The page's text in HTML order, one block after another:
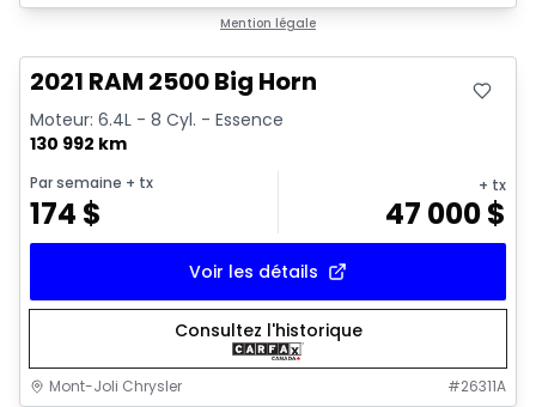
Mention légale
2021 RAM 2500 Big Horn
Moteur: 6.4L - 8 Cyl. - Essence
130 992 km
Par semaine + tx
174 $
+ tx
47 000$
Voir les détails
Consultez l'historique
Mont-Joli Chrysler #26311A